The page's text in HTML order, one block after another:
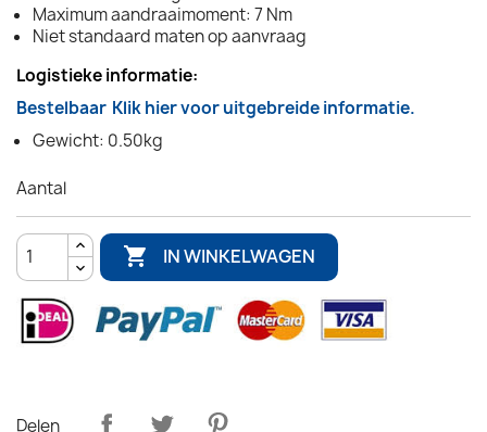
Maximum aandraaimoment: 7 Nm
Niet standaard maten op aanvraag
Logistieke informatie:
Bestelbaar Klik hier voor uitgebreide informatie.
Gewicht: 0.50kg
Aantal
 IN WINKELWAGEN
Delen